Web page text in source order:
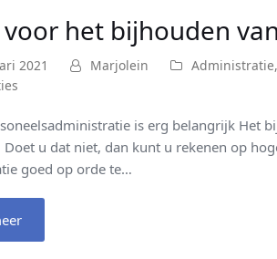
het bijhouden
2021 Marjolein Administratie
is erg belangrijk Het
u dat niet, dan kunt u rekenen op
goed op orde te…